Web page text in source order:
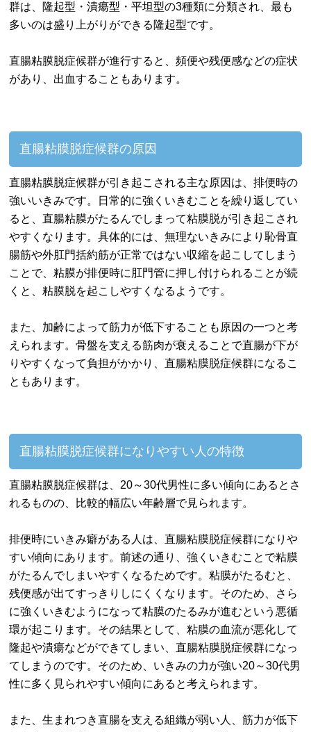
群は、隆起型・潰瘍型・平坦型の3種類に分類され、最も
多いのは盛り上がりができる隆起型です。
直腸粘膜脱症候群が進行すると、頻便や残便感などの症状
があり、出血することもあります。
直腸粘膜脱症候群の原因
直腸粘膜脱症候群が引き起こされる主な原因は、排便時の
強いいきみです。日常的に強くいきむことを繰り返してい
ると、直腸粘膜がたるんでしまって粘膜脱が引き起こされ
やすくなります。具体的には、無理ないきみにより恥骨直
腸筋や外肛門括約筋が正常ではない収縮を起こしてしまう
ことで、粘膜が排便時に肛門管に押し付けられることが続
くと、粘膜脱を起こしやすくなるようです。
また、加齢によって筋力が低下することも原因の一つと考
えられます。骨盤を支える筋肉が衰えることで直腸が下が
りやすくなって負担がかかり、直腸粘膜脱症候群になるこ
ともあります。
直腸粘膜脱症候群になりやすい人の特徴
直腸粘膜脱症候群は、20～30代男性に多い傾向にあるとさ
れるものの、比較的幅広い年齢層で見られます。
排便時にいきみ癖がある人は、直腸粘膜脱症候群になりや
すい傾向にあります。前述の通り、強くいきむことで粘膜
がたるんでしまいやすくなるためです。粘膜がたるむと、
残便感が出てすっきりしにくくなります。そのため、さら
に強くいきむようになって粘膜のたるみが進むという悪循
環が起こります。その結果として、粘膜の血流が悪化して
隆起や潰瘍などができてしまい、直腸粘膜脱症候群になっ
てしまうのです。そのため、いきみの力が強い20～30代男
性に多く見られやすい傾向にあると考えられます。
また、生まれつき直腸を支える組織が弱い人、筋力が低下